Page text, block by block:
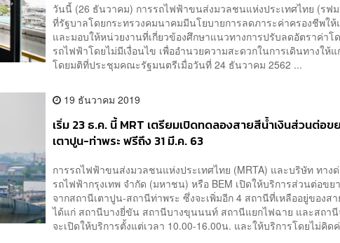
วันนี้ (26 ธันวาคม) การรถไฟฟ้าขนส่งมวลชนแห่งประเทศไทย (รฟ
ที่รัฐบาลโดยกระทรวงคมนาคมมีนโยบายการลดภาระค่าครองชีพใ
และมอบให้หน่วยงานที่เกี่ยวข้องศึกษาแนวทางการปรับลดอัตราค่าโ
รถไฟฟ้าโดยไม่มีเงื่อนไข เพื่ออำนวยความสะดวกในการเดินทางใ
โดยมติที่ประชุมคณะรัฐมนตรีเมื่อวันที่ 24 ธันวาคม 2562 ...
19 ธันวาคม 2019
เริ่ม 23 ธ.ค. นี้ MRT เตรียมเปิดทดลองสายสีน้ำเงินส่วนต่อข
เตาปูน-ท่าพระ ฟรีถึง 31 มี.ค. 63
การรถไฟฟ้าขนส่งมวลชนแห่งประเทศไทย (MRTA) และบริษัท ทาง
รถไฟฟ้ากรุงเทพ จำกัด (มหาชน) หรือ BEM เปิดให้บริการส่วนต่อขย
จากสถานีเตาปูน-สถานีท่าพระ ซึ่งจะเพิ่มอีก 4 สถานีที่เหลืออยู่ของสา
ได้แก่ สถานีบางยี่ขัน สถานีบางขุนนนท์ สถานีแยกไฟฉาย และสถา
จะเปิดให้บริการตั้งแต่เวลา 10.00-16.00น. และให้บริการโดยไม่คิด